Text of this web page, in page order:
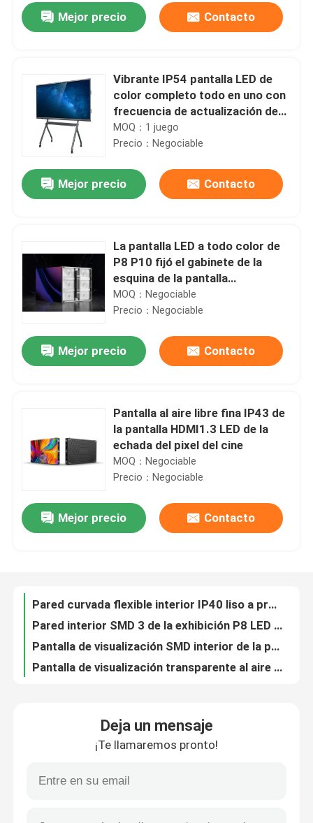
Productos
Espectáculo VR
Recorrido por la fábrica
Control de calidad
Mejor precio Contacto
Vibrante IP54 pantalla LED de
color completo todo en uno con
frecuencia de actualización de
3840Hz
MOQ：1 juego
Precio：Negociable
Mejor precio Contacto
La pantalla LED a todo color de
P8 P10 fijó el gabinete de la
esquina de la pantalla
960mmx960m m del LED
MOQ：Negociable
Precio：Negociable
Mejor precio Contacto
Pantalla al aire libre fina IP43 de
la pantalla HDMI1.3 LED de la
echada del pixel del cine
MOQ：Negociable
Precio：Negociable
Mejor precio Contacto
Pared curvada flexible interior IP40 liso a prueba de polvo de SMD1010 LED
Pared interior SMD 3 de la exhibición P8 LED del perímetro del estadio del deporte en 1
Pantalla de visualización SMD interior de la pared del deporte P8 LED del estadio flexible
Pantalla de visualización transparente al aire libre HD P7.8 7.81m m de SMD1921 LED
Deja un mensaje
¡Te llamaremos pronto!